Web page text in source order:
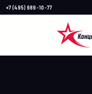
+7 (495) 989-10-77